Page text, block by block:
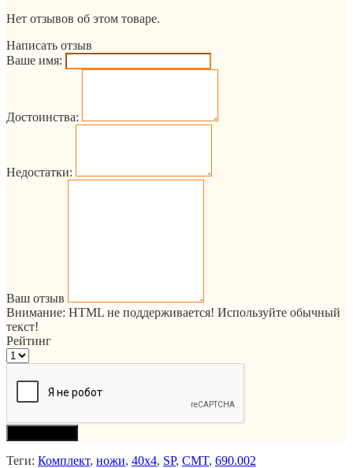
Нет отзывов об этом товаре.
Написать отзыв
Ваше имя:
Достоинства:
Недостатки:
Ваш отзыв
Внимание: HTML не поддерживается! Используйте обычный
текст!
Рейтинг
Теги: Комплект, ножи, 40x4, SP, CMT, 690.002